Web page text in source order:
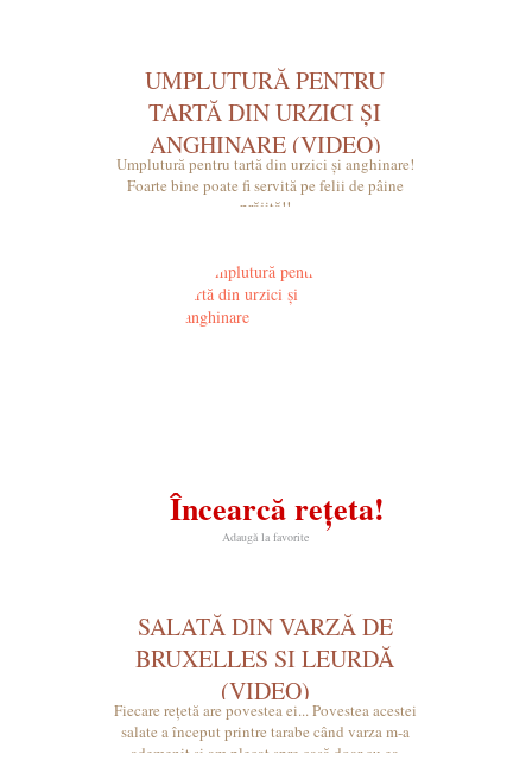
UMPLUTURĂ PENTRU
TARTĂ DIN URZICI ȘI
ANGHINARE (VIDEO)
Umplutură pentru tartă din urzici și anghinare!
Foarte bine poate fi servită pe felii de pâine
prăjită!!
Încearcă rețeta!
Adaugă la favorite
SALATĂ DIN VARZĂ DE
BRUXELLES SI LEURDĂ
(VIDEO)
Fiecare rețetă are povestea ei... Povestea acestei
salate a început printre tarabe când varza m-a
ademenit și am plecat spre casă doar cu ea